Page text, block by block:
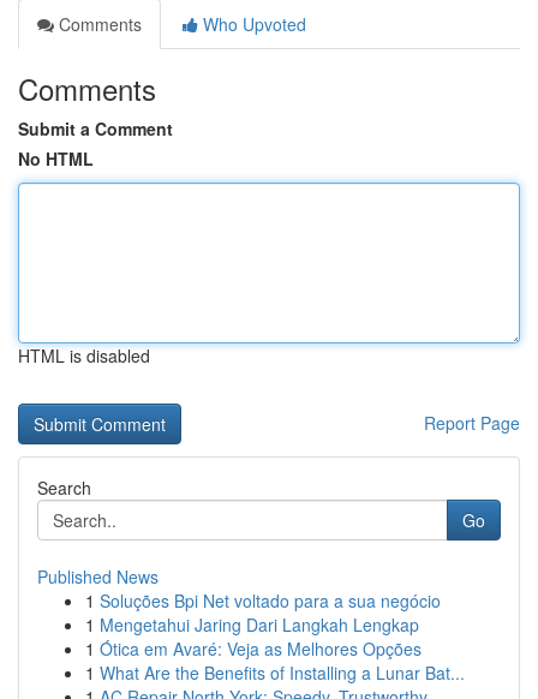
Comments
Who Upvoted
Comments
Submit a Comment
No HTML
HTML is disabled
Report Page
Search
Go
Published News
1 Soluções Bpi Net voltado para a sua negócio
1 Mengetahui Jaring Dari Langkah Lengkap
1 Ótica em Avaré: Veja as Melhores Opções
1 What Are the Benefits of Installing a Lunar Bat...